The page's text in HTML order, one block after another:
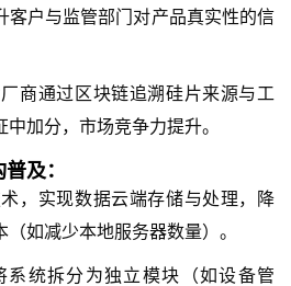
客户与监管部门对产品真实性的信
厂商通过区块链追溯硅片来源与工
加分，市场竞争力提升。
及：
术，实现数据云端存储与处理，降
如减少本地服务器数量）。
系统拆分为独立模块（如设备管